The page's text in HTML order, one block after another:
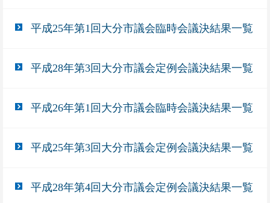
平成25年第1回大分市議会臨時会議決結果一覧
平成28年第3回大分市議会定例会議決結果一覧
平成26年第1回大分市議会臨時会議決結果一覧
平成25年第3回大分市議会定例会議決結果一覧
平成28年第4回大分市議会定例会議決結果一覧